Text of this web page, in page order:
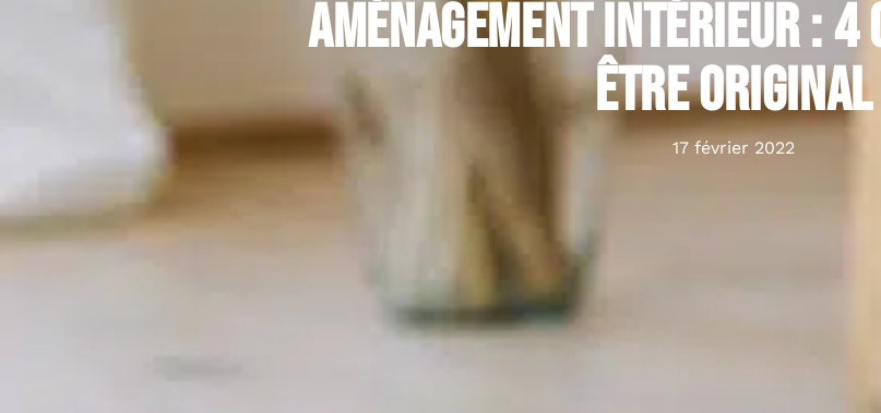
Aménagement intérieur :
être original
17 février 2022